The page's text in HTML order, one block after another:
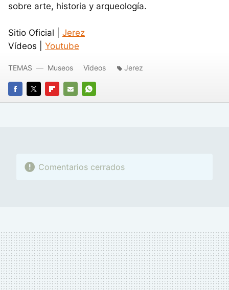
sobre arte, historia y arqueología.
Sitio Oficial | Jerez
Vídeos | Youtube
FACEBOOK
TWITTERFLIPBOARD
E-
WHATSAPP
TEMAS Museos Videos Jerez
Comentarios cerrados